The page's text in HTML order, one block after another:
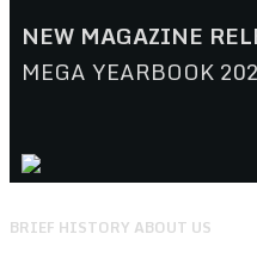
NEW MAGAZINE
MEGA YEARBOOK
BRIEF HISTORY ABOUT US